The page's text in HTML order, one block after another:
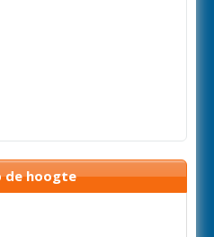
de hoogte